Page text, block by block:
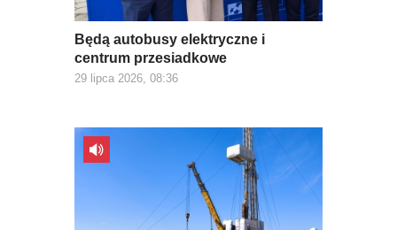
Będą autobusy elektryczne i
centrum przesiadkowe
29 lipca 2026, 08:36